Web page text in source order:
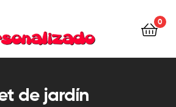
0
de jardín